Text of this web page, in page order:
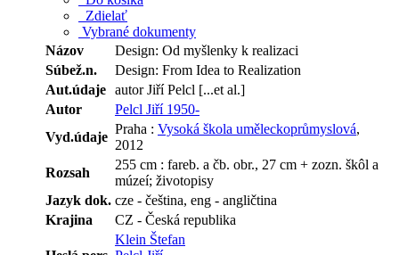
Zdielať
Vybrané dokumenty
Názov
Design: Od myšlenky k realizaci
Súbež.n.
Design: From Idea to Realization
Aut.údaje autor Jiří Pelcl [...et al.]
Autor
Pelcl Jiří 1950-
Vyd.údaje
Praha : Vysoká škola uměleckoprůmyslová,
2012
Rozsah
255 cm : fareb. a čb. obr., 27 cm + zozn. škôl a
múzeí; životopisy
Jazyk dok. cze - čeština, eng - angličtina
Krajina
CZ - Česká republika
Klein Štefan